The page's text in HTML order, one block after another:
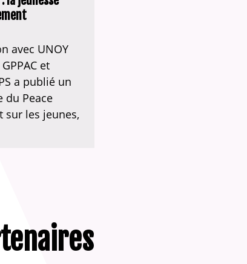
avec UNOY
et
a publié un
du Peace
sur les jeunes,